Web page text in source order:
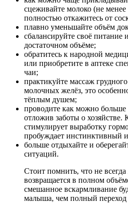
сцеживайте молоко (не менее
полностью откажитесь от
плавно уменьшайте объём
сбалансируйте своё питание
достаточном объёме;
обратитесь к народной
или приобретите в аптеке
чаи;
практикуйте массаж
молочных желёз, это
тёплым душем;
проводите как можно
отложив заботы о хозяйстве.
стимулирует выработку
пробуждает инстинктивный
больше отдыхайте и
ситуаций.
Стоит помнить, что не всегда
возвращается в полном
смешанное вскармливание
малыша, чем полный переход